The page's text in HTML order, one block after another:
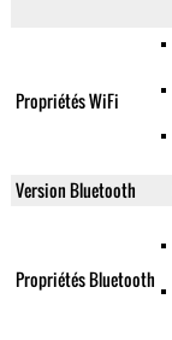
Propriétés WiFi
Version Bluetooth
Propriétés Bluetooth